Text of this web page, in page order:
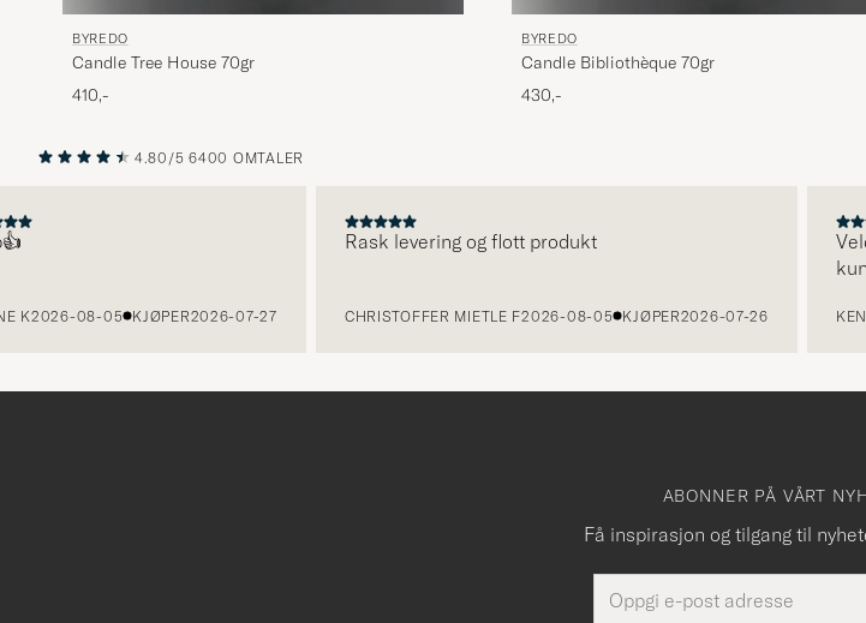
BYREDO
Candle Tree House 70gr
410,-
BYREDO
Candle Bibliothèque 70gr
430,-
NESTE
4.80/5 6400 OMTALER
2026-08-05 KJØPER2026-07-27
Rask levering og flott produkt
CHRISTOFFER MIETLE F 2026-08-05 KJØPER2026-07-26
ABONNER PÅ VÅRT
Få inspirasjon og tilgang til
postadresse
Dette